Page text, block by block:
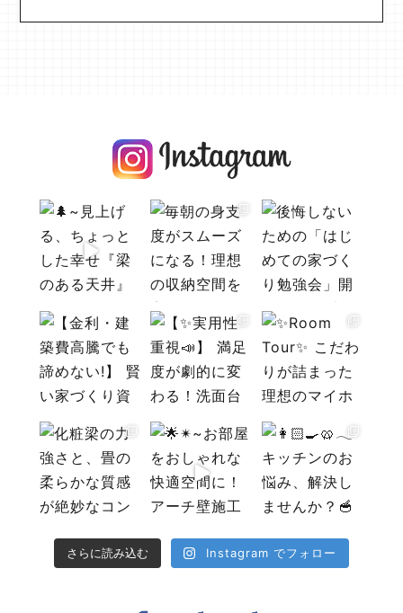
さらに読み込む Instagram でフォロー